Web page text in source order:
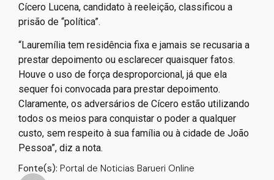
Cícero Lucena, candidato à reeleição, classificou a
prisão de “política”.
“Lauremília tem residência fixa e jamais se recusaria a
prestar depoimento ou esclarecer quaisquer fatos.
Houve o uso de força desproporcional, já que ela
sequer foi convocada para prestar depoimento.
Claramente, os adversários de Cícero estão utilizando
todos os meios para conquistar o poder a qualquer
custo, sem respeito à sua família ou à cidade de João
Pessoa”, diz a nota.
Fonte(s): Portal de Noticias Barueri Online